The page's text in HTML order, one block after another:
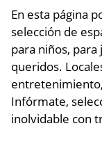
En esta página
selección de
para niños,
queridos.
Infórmate,
inolvidable con